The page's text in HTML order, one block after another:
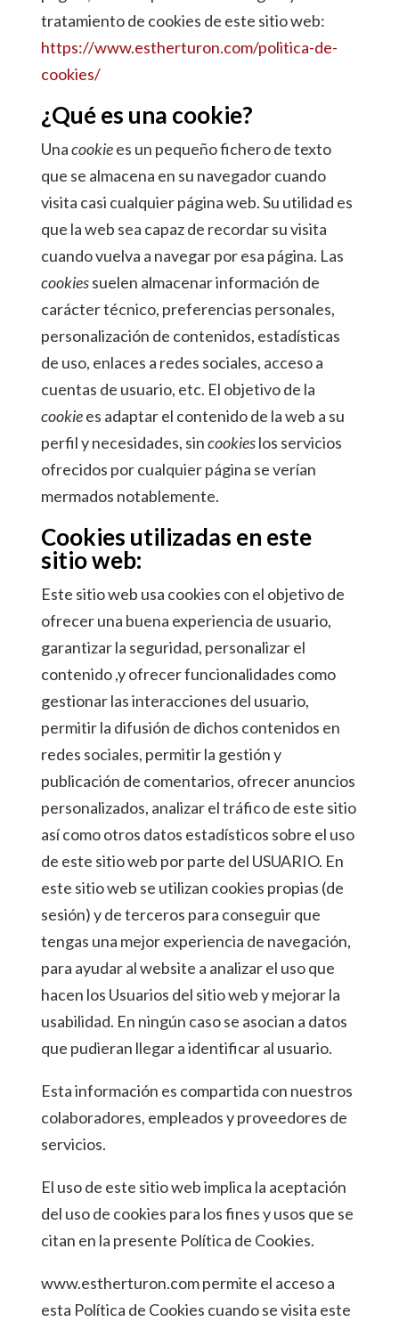
tratamiento de cookies de este sitio web:
https://www.estherturon.com/politica-de-
cookies/
¿Qué es una cookie?
Unacookiees un pequeño fichero de texto
que se almacena en su navegador cuando
visita casi cualquier página web. Su utilidad es
que la web sea capaz de recordar su visita
cuando vuelva a navegar por esa página. Las
cookiessuelen almacenar información de
carácter técnico, preferencias personales,
personalización de contenidos, estadísticas
de uso, enlaces a redes sociales, acceso a
cuentas de usuario, etc. El objetivo de la
cookiees adaptar el contenido de la web a su
perfil y necesidades, sincookieslos servicios
ofrecidos por cualquier página se verían
mermados notablemente.
Cookies utilizadas en este
sitio web:
Este sitio web usa cookies con el objetivo de
ofrecer una buena experiencia de usuario,
garantizar la seguridad, personalizar el
contenido ,y ofrecer funcionalidades como
gestionar las interacciones del usuario,
permitir la difusión de dichos contenidos en
redes sociales, permitir la gestión y
publicación de comentarios, ofrecer anuncios
personalizados, analizar el tráfico de este sitio
así como otros datos estadísticos sobre el uso
de este sitio web por parte del USUARIO. En
este sitio web se utilizan cookies propias (de
sesión) y de terceros para conseguir que
tengas una mejor experiencia de navegación,
para ayudar al website a analizar el uso que
hacen los Usuarios del sitio web y mejorar la
usabilidad. En ningún caso se asocian a datos
que pudieran llegar a identificar al usuario.
Esta información es compartida con nuestros
colaboradores, empleados y proveedores de
servicios.
El uso de este sitio web implica la aceptación
del uso de cookies para los fines y usos que se
citan en la presente Política de Cookies.
www.estherturon.com permite el acceso a
esta Política de Cookies cuando se visita este